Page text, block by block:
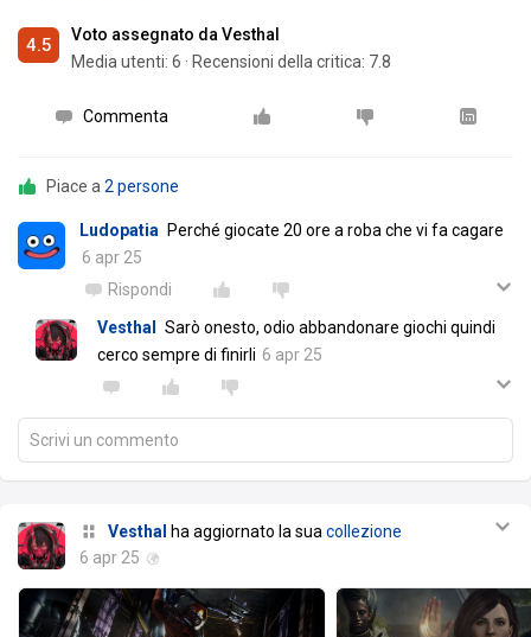
4.5
Voto assegnato da Vesthal
Media utenti: 6 · Recensioni della critica: 7.8
Commenta
Piace a 2 persone
Ludopatia
Perché giocate 20 ore a roba che vi fa cagare
6 apr 25
Rispondi
Vesthal
Sarò onesto, odio abbandonare giochi quindi
cerco sempre di finirli 6 apr 25
Scrivi un commento
Vesthal ha aggiornato la sua collezione
6 apr 25